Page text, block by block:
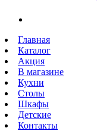
Главная
Каталог
Акция
В магазине
Кухни
Столы
Шкафы
Детские
Контакты